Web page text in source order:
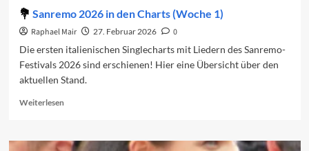
Sanremo 2026 in den Charts (Woche 1)
Raphael Mair 27. Februar 2026
0
Die ersten italienischen Singlecharts mit Liedern des Sanremo-
Festivals 2026 sind erschienen! Hier eine Übersicht über den
aktuellen Stand.
WeiterlesenRead
Sanremo